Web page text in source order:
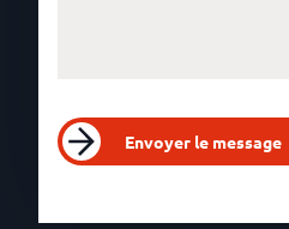
Envoyer le message